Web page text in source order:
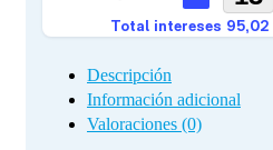
Descripción
Información adicional
Valoraciones (0)